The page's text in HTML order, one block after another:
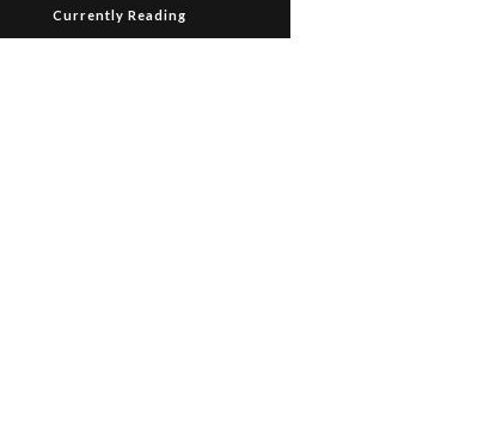
Currently Reading